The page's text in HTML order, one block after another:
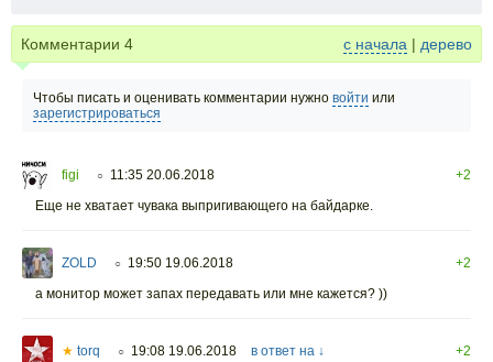
Комментарии 4 с начала | дерево
Чтобы писать и оценивать комментарии нужно войти или
зарегистрироваться
figi ○ 11:35 20.06.2018
+2
Еще не хватает чувака выпригивающего на байдарке.
ZOLD ○ 19:50 19.06.2018
+2
а монитор может запах передавать или мне кажется? ))
★ torq ○ 19:08 19.06.2018 в ответ на ↓
+2